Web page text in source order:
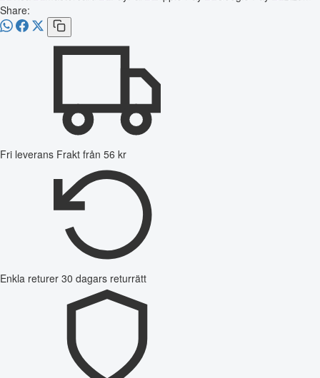
Share:
Fri leverans Frakt från 56 kr
Enkla returer 30 dagars returrätt